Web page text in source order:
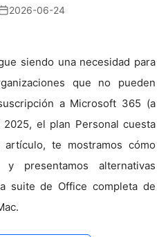
2026-06-24
siendo una necesidad para
que no pueden
a Microsoft 365 (a
el plan Personal cuesta
te mostramos cómo
presentamos alternativas
suite de Office completa de